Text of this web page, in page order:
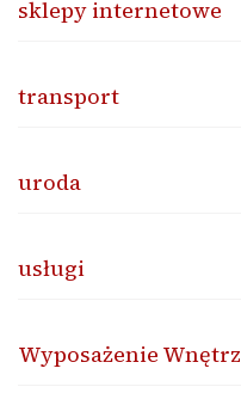
sklepy internetowe
transport
uroda
usługi
Wyposażenie Wnętrz